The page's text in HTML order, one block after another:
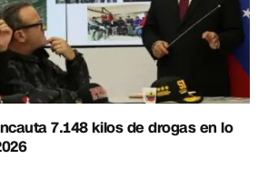
7.148 kilos de drogas en lo